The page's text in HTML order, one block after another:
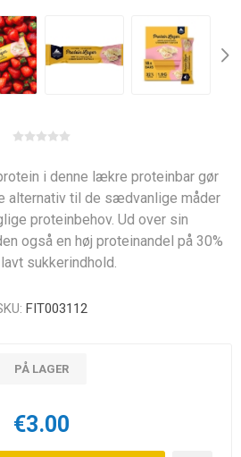
i denne lækre proteinbar gør
alternativ til de sædvanlige måder
proteinbehov. Ud over sin
også en høj proteinandel på 30%
sukkerindhold.
FIT003112
PÅ LAGER
€3.00